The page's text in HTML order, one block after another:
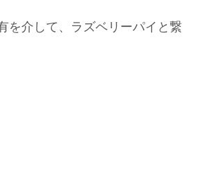
を介して、ラズベリーパイと繋